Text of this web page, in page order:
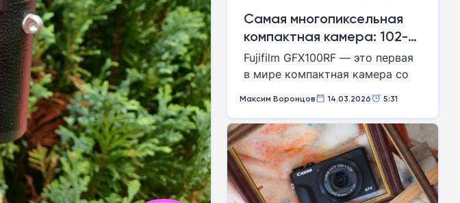
Самая многопиксельная
компактная камера: 102-
мегапиксельная
среднеформатная Fujifilm
GFX100RF позволит
оставить беззеркалку
дома
Fujifilm GFX100RF — это первая
в мире компактная камера со
среднеформатной матрицей.
Эта отмеченная наградами
модель способна составить
конкуренцию многим
полноценным зеркальным и
беззеркальным системам.
Максим Воронцов 14.03.2026 5:31